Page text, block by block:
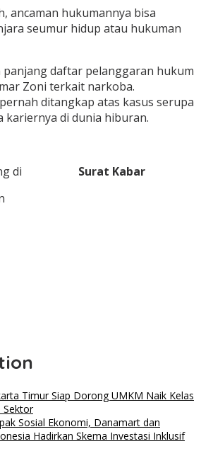
ancaman hukumannya bisa
seumur hidup atau hukuman
panjang daftar pelanggaran hukum
Zoni terkait narkoba.
ditangkap atas kasus serupa
kariernya di dunia hiburan.
di Surat Kabar
Timur Siap Dorong UMKM Naik Kelas
Sektor
Sosial Ekonomi, Danamart dan
Hadirkan Skema Investasi Inklusif